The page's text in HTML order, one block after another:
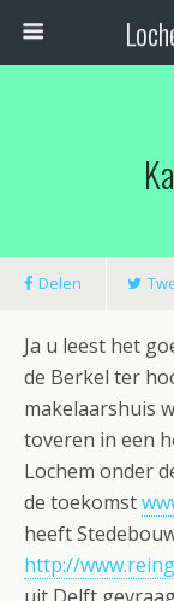
Delen
Ja u leest het
de Berkel ter
makelaarshuis
toveren in een
Lochem onder
de toekomst
heeft
http://